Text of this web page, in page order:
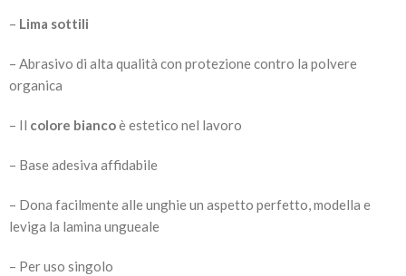
– Lima sottili
– Abrasivo di alta qualità con protezione contro la polvere
organica
– Il colore biancoè estetico nel lavoro
– Base adesiva affidabile
– Dona facilmente alle unghie un aspetto perfetto, modella e
leviga la lamina ungueale
– Per uso singolo